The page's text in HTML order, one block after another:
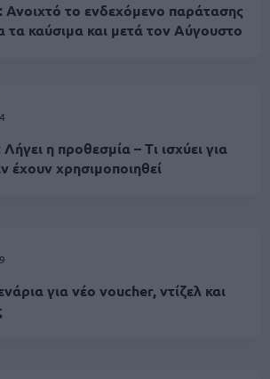
το ενδεχόμενο παράτασης
τα καύσιμα και μετά τον Αύγουστο
η προθεσμία – Τι ισχύει για
έχουν χρησιμοποιηθεί
για νέο voucher, ντίζελ και